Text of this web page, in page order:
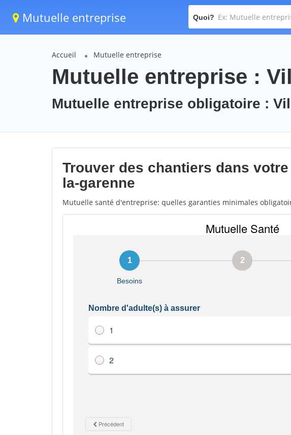
Mutuelle entreprise Quoi?
Accueil Mutuelle entreprise
Mutuelle entreprise :
Mutuelle entreprise obligatoire :
Trouver des chantiers dans
la-garenne
Mutuelle santé d'entreprise: quelles garanties minimales